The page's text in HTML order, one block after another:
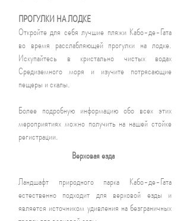
ПРОГУЛКИ НА ЛОДКЕ
Откройте для себя лучшие пляжи Кабо-де-Гата
во время расслабляющей прогулки на лодке.
Искупайтесь в кристально чистых водах
Средиземного моря и изучите потрясающие
пещеры и скалы.
Более подробную информацию обо всех этих
мероприятиях можно получить на нашей стойке
регистрации.
Верховая езда
Ландшафт природного парка Кабо-де-Гата
естественно подходит для верховой езды и
является источником удивления на безграничных